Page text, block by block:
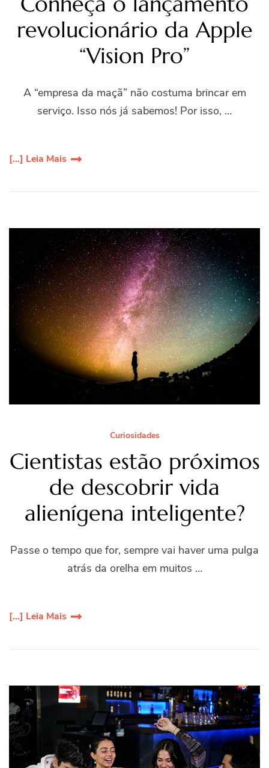
revolucionário da Apple
“Vision Pro”
A “empresa da maçã” não costuma brincar em
serviço. Isso nós já sabemos! Por isso, …
[...] Leia Mais
Curiosidades
Cientistas estão próximos
de descobrir vida
alienígena inteligente?
Passe o tempo que for, sempre vai haver uma pulga
atrás da orelha em muitos …
[...] Leia Mais